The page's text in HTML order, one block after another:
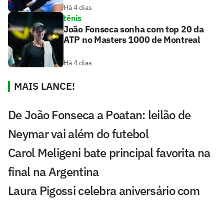
Há 4 dias
tênis
João Fonseca sonha com top 20 da
ATP no Masters 1000 de Montreal
Há 4 dias
MAIS LANCE!
De João Fonseca a Poatan: leilão de
Neymar vai além do futebol
Carol Meligeni bate principal favorita na
final na Argentina
Laura Pigossi celebra aniversário com